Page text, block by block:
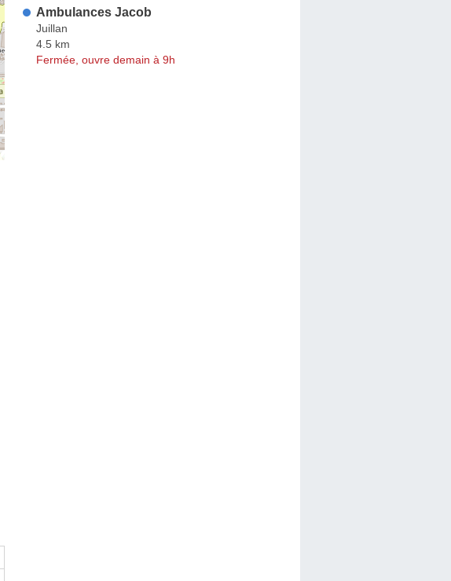
Ambulances Jacob
Juillan
4.5 km
Fermée, ouvre demain à 9h